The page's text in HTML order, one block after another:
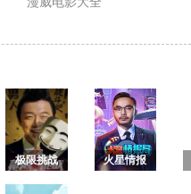
极限挑战
火星情报